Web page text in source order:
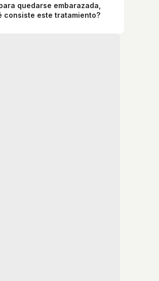
quedarse embarazada,
consiste este tratamiento?